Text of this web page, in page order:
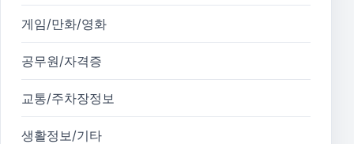
게임/만화/영화
공무원/자격증
교통/주차장정보
생활정보/기타